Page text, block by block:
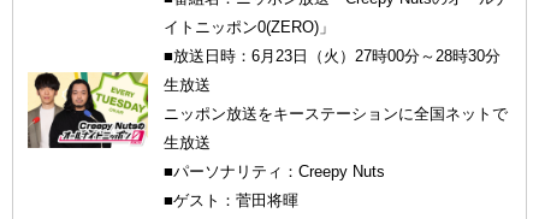
イトニッポン0(ZERO)」
■放送日時：6月23日（火）27時00分～28時30分
生放送
ニッポン放送をキーステーションに全国ネットで
生放送
■パーソナリティ：Creepy Nuts
■ゲスト：菅田将暉